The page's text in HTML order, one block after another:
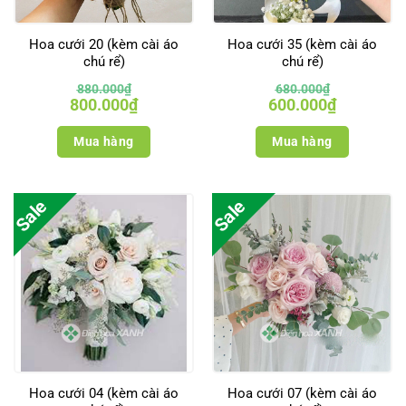
Hoa cưới 20 (kèm cài áo
chú rể)
880.000₫
Giá
gốc
là:
880.000₫.
800.000₫Giá
hiện
tại
Mua hàng
Hoa cưới 35 (kèm cài áo
chú rể)
680.000₫
Giá
gốc
là:
680.000₫.
600.000₫Giá
hiện
tại
Mua hàng
Sale
Hoa cưới 04 (kèm cài áo
Sale
Hoa cưới 07 (kèm cài áo